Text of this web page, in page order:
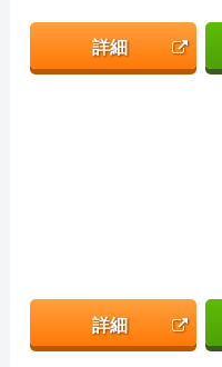
詳細
詳細